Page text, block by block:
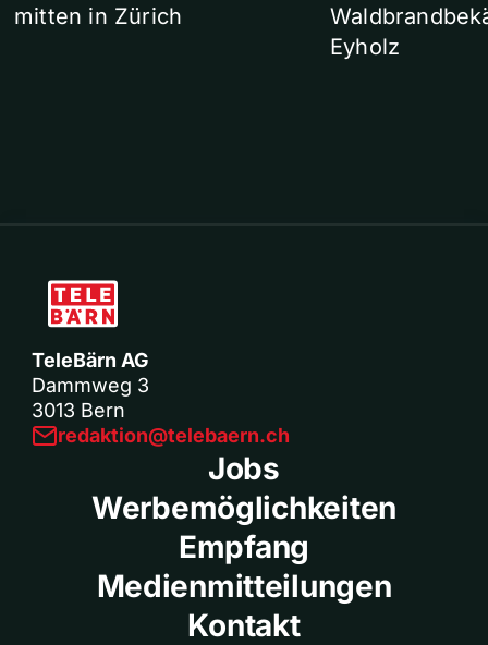
mitten in Zürich
Eyholz
TeleBärn AG
Dammweg 3
3013 Bern
redaktion@telebaern.ch
Jobs
Werbemöglichkeiten
Empfang
Medienmitteilungen
Kontakt